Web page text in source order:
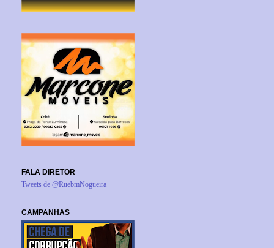
FALA DIRETOR
Tweets de @RuebmNogueira
CAMPANHAS